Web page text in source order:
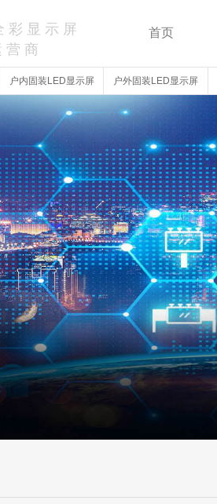
彩 显 示 屏
营 商
首页
户内固装LED显示屏 户外固装LED显示屏